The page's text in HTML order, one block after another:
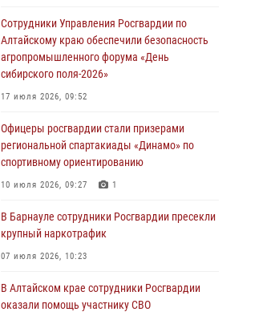
Сотрудники Управления Росгвардии по
Алтайскому краю обеспечили безопасность
агропромышленного форума «День
сибирского поля-2026»
17 июля 2026, 09:52
Офицеры росгвардии стали призерами
региональной спартакиады «Динамо» по
спортивному ориентированию
10 июля 2026, 09:27 1
В Барнауле сотрудники Росгвардии пресекли
крупный наркотрафик
07 июля 2026, 10:23
В Алтайском крае сотрудники Росгвардии
оказали помощь участнику СВО